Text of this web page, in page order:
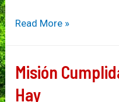
Y
año….
Felices
Read More »
Misión
Hay